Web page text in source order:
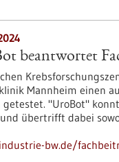
beantwortet
Mannheim einen
"UroBot"
übertrifft dabei
bw.de/